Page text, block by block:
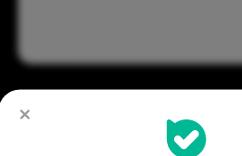
- بازار مرکزی - جنب مجتمع تجاری دریا
×